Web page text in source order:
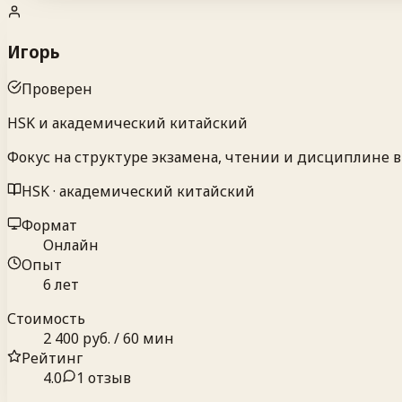
Игорь
Проверен
HSK и академический китайский
Фокус на структуре экзамена, чтении и дисциплине
HSK · академический китайский
Формат
Онлайн
Опыт
6 лет
Стоимость
2 400 руб. / 60 мин
Рейтинг
4.0
1 отзыв